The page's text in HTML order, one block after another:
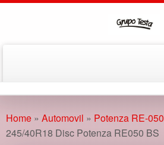
to
content
Home » Automovil » Potenza RE-050
245/40R18 Disc Potenza RE050 BS